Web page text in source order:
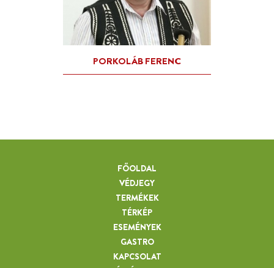
FŐOLDAL
VÉDJEGY
TERMÉKEK
TÉRKÉP
ESEMÉNYEK
GASTRO
KAPCSOLAT